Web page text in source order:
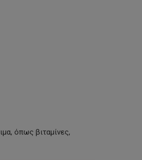
όπως βιταμίνες,